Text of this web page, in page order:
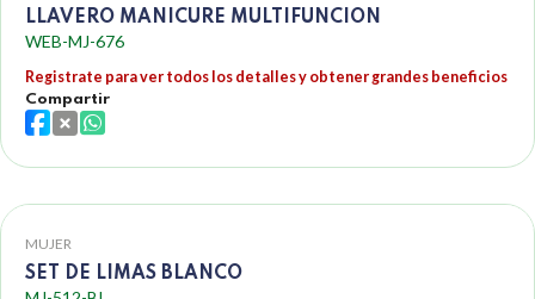
LLAVERO MANICURE MULTIFUNCION
WEB-MJ-676
Registrate para ver todos los detalles y obtener grandes beneficios
Compartir
MUJER
SET DE LIMAS BLANCO